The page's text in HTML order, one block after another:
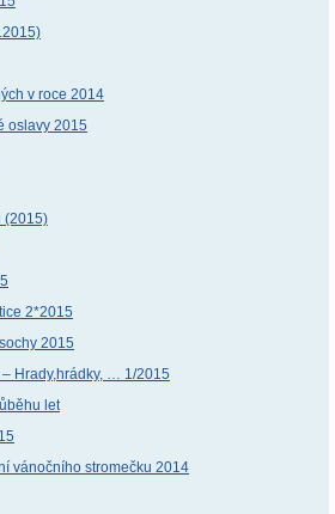
v roce 2014
oslavy 2015
(2015)
2*2015
2015
Hrady,hrádky, … 1/2015
let
vánočního stromečku 2014